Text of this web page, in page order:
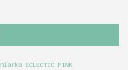
ECLECTIC PINK